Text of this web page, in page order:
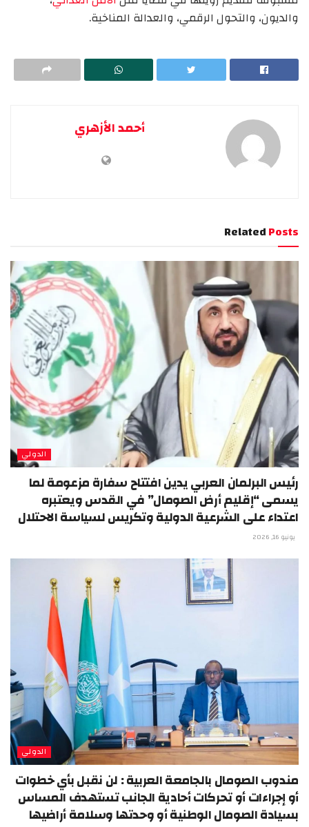
والديون، والتحول الرقمي، والعدالة المناخية.
أحمد الأزهري
RelatedPosts
الدولي
رئيس البرلمان العربي يدين افتتاح سفارة مزعومة لما
يسمى “إقليم أرض الصومال” في القدس ويعتبره
اعتداء على الشرعية الدولية وتكريس لسياسة الاحتلال
يونيو 16, 2026
الدولي
مندوب الصومال بالجامعة العربية : لن نقبل بأي خطوات
أو إجراءات أو تحركات أحادية الجانب تستهدف المساس
بسيادة الصومال الوطنية أو وحدتها وسلامة أراضيها